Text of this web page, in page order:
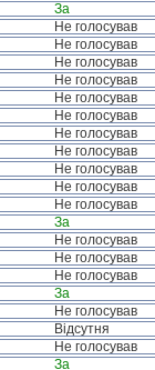
За
Не голосував
Не голосував
Не голосував
Не голосував
Не голосував
Не голосував
Не голосував
Не голосував
Не голосував
Не голосував
Не голосував
За
Не голосував
Не голосував
Не голосував
За
Не голосував
Відсутня
Не голосував
За